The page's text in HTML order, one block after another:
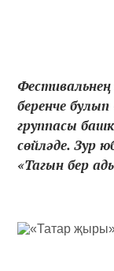
беренче
группасы
сөйләде. Зур
«Тагын бер